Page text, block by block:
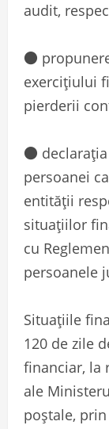
audit,
●
exerciţiului
pierderii
● declaraţia
persoanei
entităţii
situaţiilor
cu
persoanele
Situaţiile
120 de zile
financiar, la
ale
poştale,